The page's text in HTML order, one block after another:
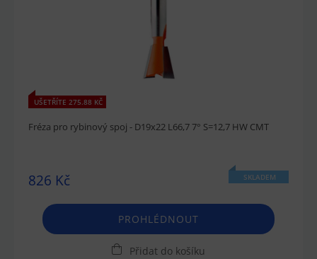
UŠETŘÍTE 275.88 KČ
Fréza pro rybinový spoj - D19x22 L66,7 7° S=12,7 HW CMT
826 Kč SKLADEM
PROHLÉDNOUT
Přidat do košíku